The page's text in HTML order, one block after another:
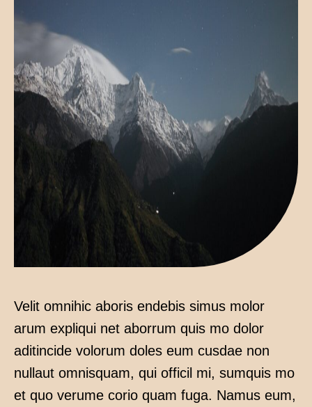
Velit omnihic aboris endebis simus molor
arum expliqui net aborrum quis mo dolor
aditincide volorum doles eum cusdae non
nullaut omnisquam, qui officil mi, sumquis mo
et quo verume corio quam fuga. Namus eum,